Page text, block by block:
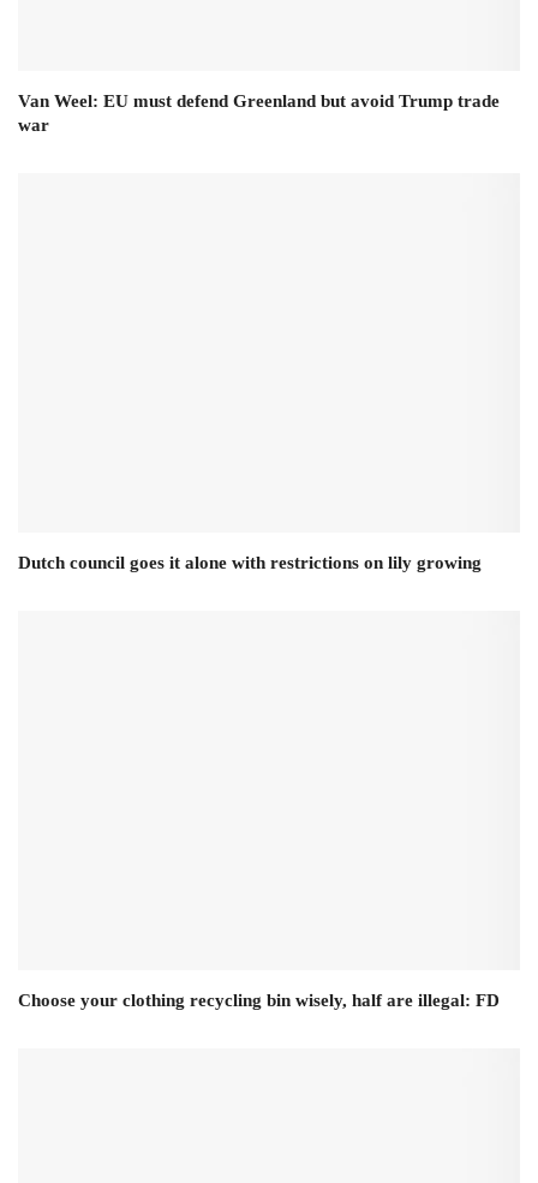
Van Weel: EU must defend Greenland but avoid Trump trade
war
Dutch council goes it alone with restrictions on lily growing
Choose your clothing recycling bin wisely, half are illegal: FD